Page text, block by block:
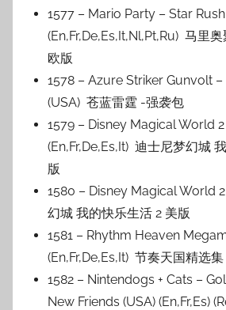
1577 – Mario Party – Star
(En,Fr,De,Es,It,Nl,Pt,Ru) 马里
欧版
1578 – Azure Striker Gunvolt
(USA) 苍蓝雷霆 -强袭包
1579 – Disney Magical World
(En,Fr,De,Es,It) 迪士尼梦幻城
版
1580 – Disney Magical World
幻城 我的快乐生活 2 美版
1581 – Rhythm Heaven
(En,Fr,De,Es,It) 节奏天国精选集
1582 – Nintendogs + Cats –
New Friends (USA) (En,Fr,Es)